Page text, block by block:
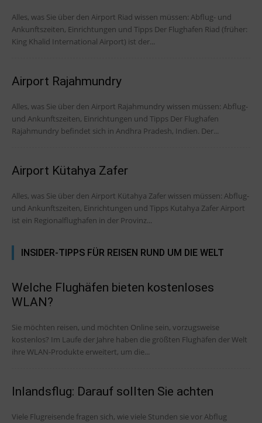
Alles, was Sie über den Airport Riad wissen müssen: Abflug- und
Ankunftszeiten, Einrichtungen und Tipps Der Flughafen Riad (früher:
King Khalid International Airport) ist der...
Airport Rajahmundry
Alles, was Sie über den Airport Rajahmundry wissen müssen: Abflug-
und Ankunftszeiten, Einrichtungen und Tipps Der Flughafen
Rajahmundry befindet sich in Andhra Pradesh, Indien. Der...
Airport Kütahya Zafer
Alles, was Sie über den Airport Kütahya Zafer wissen müssen: Abflug-
und Ankunftszeiten, Einrichtungen und Tipps Kutahya Zafer Airport
ist ein Regionalflughafen in der Provinz...
INSIDER-TIPPS FÜR REISEN RUND UM DIE WELT
Welche Flughäfen bieten kostenloses
WLAN?
Sie möchten reisen, und möchten Online sein, vorzugsweise
kostenlos? Im Laufe der Jahre haben die größten Flughäfen der Welt
ihre WLAN-Produkte erweitert, um die...
Inlandsflug: Darauf sollten Sie achten
Viele Flugreisende fragen sich, wie viele Stunden sie vor Abflug